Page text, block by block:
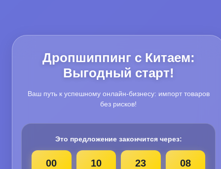
Дропшиппинг с Китаем:
Выгодный старт!
Ваш путь к успешному онлайн-бизнесу: импорт товаров
без рисков!
Это предложение закончится через:
00 10 23 06